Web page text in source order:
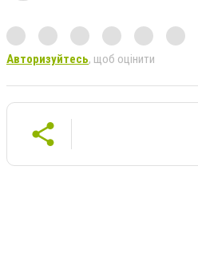
Авторизуйтесь, щоб оцінити